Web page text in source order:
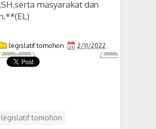
masyarakat dan
legislatif tomohon 2/11/2022
legislatif tomohon